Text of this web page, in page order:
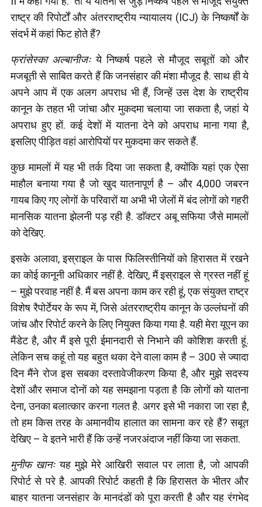
राष्ट्र की रिपोर्टों और अंतरराष्ट्रीय न्यायालय (ICJ) के निष्कर्षों के
संदर्भ में कहां फिट होते हैं?
फ्रांसेस्का अल्बानीजःये निष्कर्ष पहले से मौजूद सबूतों को और
मजबूती से साबित करते हैं कि जनसंहार की मंशा मौजूद है. साथ ही ये
अपने आप में एक अलग अपराध भी हैं, जिन्हें उस देश के राष्ट्रीय
कानून के तहत भी जांचा और मुकदमा चलाया जा सकता है, जहां ये
अपराध हुए हों. कई देशों में यातना देने को अपराध माना गया है,
इसलिए पीड़ित वहां आरोपियों पर मुकदमा कर सकते हैं.
कुछ मामलों में यह भी तर्क दिया जा सकता है, क्योंकि यहां एक ऐसा
माहौल बनाया गया है जो खुद यातनापूर्ण है – और 4,000 जबरन
गायब किए गए लोगों के परिवारों या अभी भी जेलों में बंद लोगों को गहरी
मानसिक यातना झेलनी पड़ रही है. डाॅक्टर अबू सफिया जैसे मामलों
को देखिए.
इसके अलावा, इस्राइल के पास फिलिस्तीनियों को हिरासत में रखने
का कोई कानूनी अधिकार नहीं है. देखिए, मैं इस्राइल से ग्रस्त नहीं हूं
– मुझे परवाह नहीं है. मैं बस अपना काम कर रही हूं, एक संयुक्त राष्ट्र
विशेष रैपोर्टेयर के रूप में, जिसे अंतरराष्ट्रीय कानून के उल्लंघनों की
जांच और रिपोर्ट करने के लिए नियुक्त किया गया है. यही मेरा यूएन का
मैंडेट है, और मैं इसे पूरी ईमानदारी से निभाने की कोशिश करती हूं.
लेकिन सच कहूं तो यह बहुत थका देने वाला काम है – 300 से ज्यादा
दिन मैंने रोज इस सबका दस्तावेजीकरण किया है, और मुझे सदस्य
देशों और समाज दोनों को यह समझाना पड़ता है कि लोगों को यातना
देना, उनका बलात्कार करना गलत है. अगर इसे भी नकारा जा रहा है,
तो हम किस तरह के अमानवीय हालात का सामना कर रहे हैं? सबूत
देखिए – वे इतने भारी हैं कि उन्हें नजरअंदाज नहीं किया जा सकता.
मुनीफ खानःयह मुझे मेरे आखिरी सवाल पर लाता है, जो आपकी
रिपोर्ट से परे है. आपकी रिपोर्ट कहती है कि हिरासत के भीतर और
बाहर यातना जनसंहार के मानदंडों को पूरा करती है और यह रंगभेद